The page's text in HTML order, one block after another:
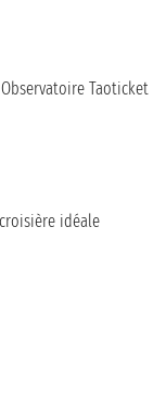
Observatoire Taoticket
idéale